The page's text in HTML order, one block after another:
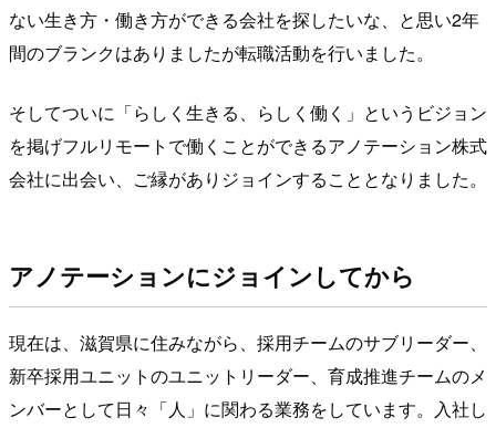
ない生き方・働き方ができる会社を探したいな、と思い2年
間のブランクはありましたが転職活動を行いました。
そしてついに「らしく生きる、らしく働く」というビジョン
を掲げフルリモートで働くことができるアノテーション株式
会社に出会い、ご縁がありジョインすることとなりました。
アノテーションにジョインしてから
現在は、滋賀県に住みながら、採用チームのサブリーダー、
新卒採用ユニットのユニットリーダー、育成推進チームのメ
ンバーとして日々「人」に関わる業務をしています。入社し